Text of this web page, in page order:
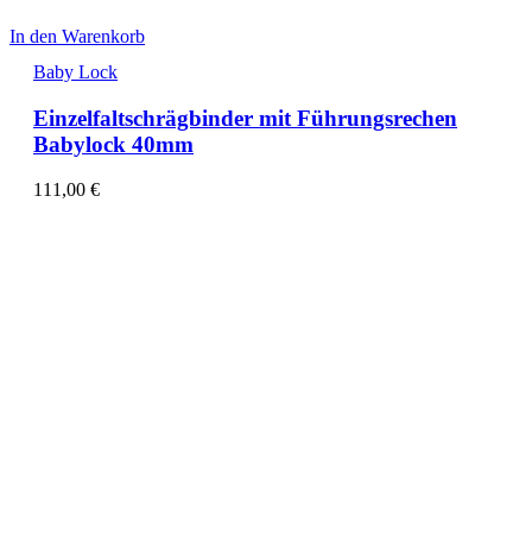
In den Warenkorb
Baby Lock
Einzelfaltschrägbinder mit Führungsrechen
Babylock 40mm
111,00 €